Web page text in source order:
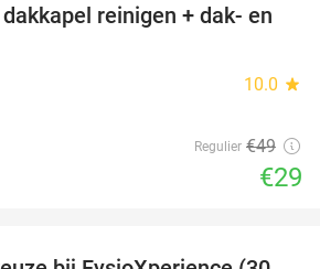
41%
reinigen + dak- en
10.0 star
Regulier €49
€29